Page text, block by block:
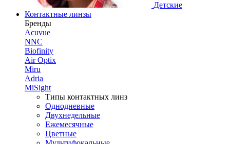
Детские
Контактные линзы
Бренды
Acuvue
NNC
Biofinity
Air Optix
Miru
Adria
MiSight
Типы контактных линз
Однодневные
Двухнедельные
Ежемесячные
Цветные